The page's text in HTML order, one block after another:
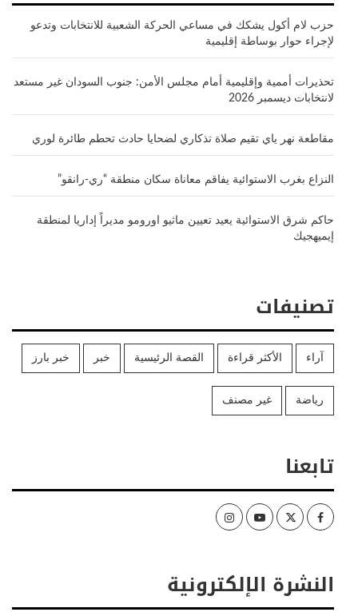
حزب لام أكول يشكك في مساعي الحركة الشعبية للانتخابات وتدعو
لإجراء حوار بوساطة إقليمية
تحذيرات أممية وإقليمية أمام مجلس الأمن: جنوب السودان غير مستعد
لانتخابات ديسمبر 2026
مقاطعة نهر ياي تقيم صلاة تذكاري لضحايا حادث تحطم طائرة لوري
النزاع بغرب الاستوائية يفاقم معاناة سكان منطقة “ري-رانقو”
حاكم شرق الاستوائية يعيد تعيين ماثيو اورومو مديراً إداريا لمنطقة
إيميهجيك
تصنيفات
آراء الأكثر قراءة القصة الرئيسية خبر خبر بارز
رياضة غير مصنف
تابعنا
Facebook
Twitter
Youtube
Instagram
النشرة الإلكترونية